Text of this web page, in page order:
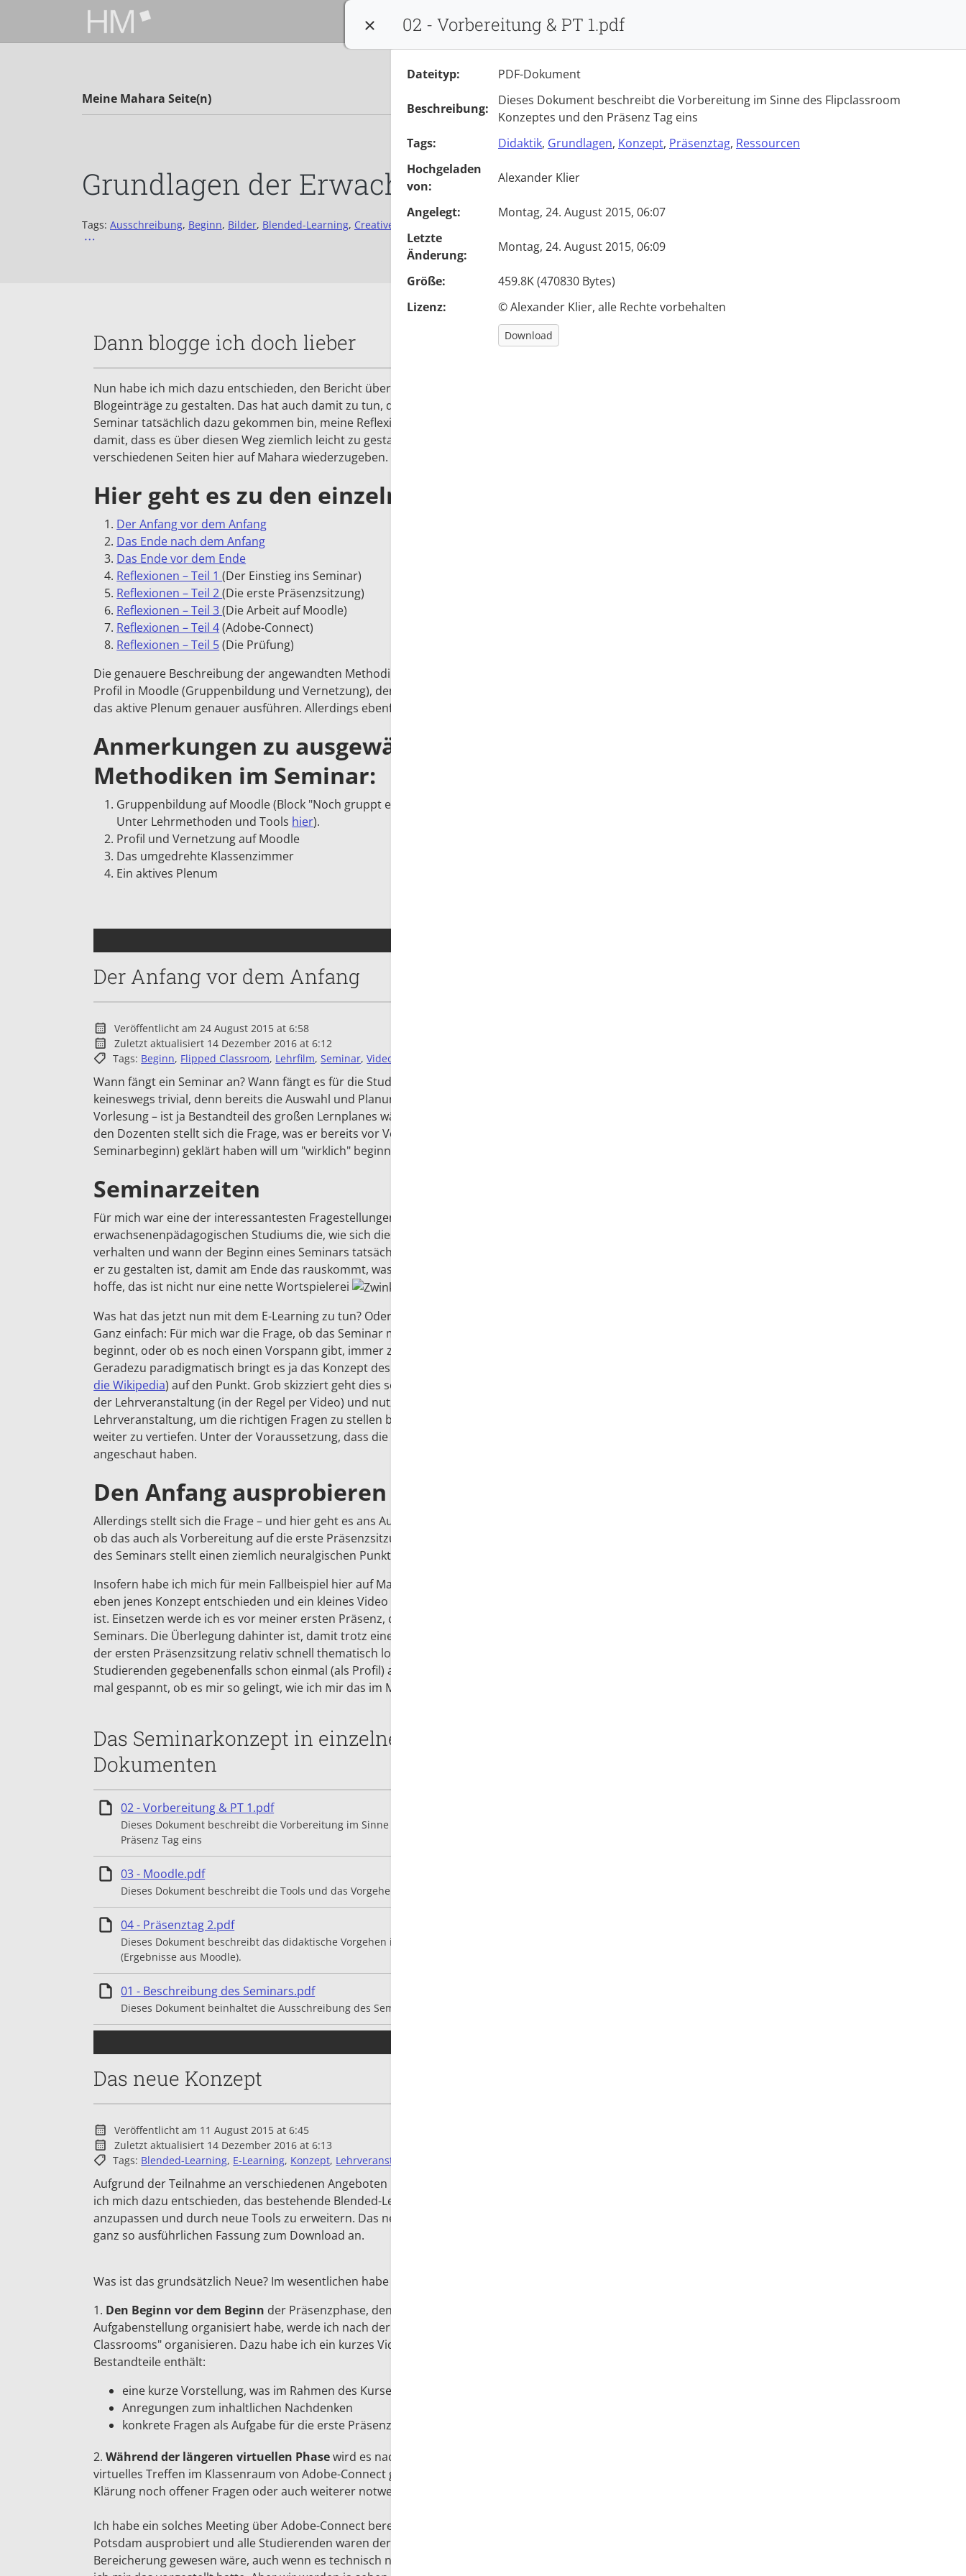
Zum Hauptinhalt zurückspringen Sprache:
Meine Mahara Seite(n) Du bist auf der Seite 3/6
Grundlagen der Erwachsenenbildung
Tags: Ausschreibung, Beginn, Bilder, Blended-Learning, Creative Commons
Konfiguration beenden
02 - Vorbereitung & PT 1.pdf
Dateityp: PDF-Dokument
Beschreibung:
Dieses Dokument beschreibt die Vorbereitung im Sinne des Flipclassroom
Konzeptes und den Präsenz Tag eins
Tags:
Didaktik, Grundlagen, Konzept, Präsenztag, Ressourcen
Hochgeladen
von:
Alexander Klier
Angelegt:
Montag, 24. August 2015, 06:07
Letzte
Änderung:
Montag, 24. August 2015, 06:09
Größe:
459.8K (470830 Bytes)
Lizenz:
© Alexander Klier, alle Rechte vorbehalten
Download
Dann blogge ich doch lieber
Nun habe ich mich dazu entschieden, den Bericht über das Seminar vollständig als
Blogeinträge zu gestalten. Das hat auch damit zu tun, dass ich erst eine Weile nach dem
Seminar tatsächlich dazu gekommen bin, meine Reflexionen dazu anzustellen. Aber auch
damit, dass es über diesen Weg ziemlich leicht zu gestalten ist, meine Gedanken auf
verschiedenen Seiten hier auf Mahara wiederzugeben.
Hier geht es zu den einzelnen Beiträgen:
Der Anfang vor dem Anfang
Das Ende nach dem Anfang
Das Ende vor dem Ende
Reflexionen – Teil 1(Der Einstieg ins Seminar)
Reflexionen – Teil 2(Die erste Präsenzsitzung)
Reflexionen – Teil 3(Die Arbeit auf Moodle)
Reflexionen – Teil 4(Adobe-Connect)
Reflexionen – Teil 5(Die Prüfung)
Die genauere Beschreibung der angewandten Methodik werde ich nur in Bezug auf das
Profil in Moodle (Gruppenbildung und Vernetzung), den umgedrehten Klassenraum und
das aktive Plenum genauer ausführen. Allerdings ebenfalls als Blogbeitrag.
Anmerkungen zu ausgewählten
Methodiken im Seminar:
Gruppenbildung auf Moodle (Block "Noch gruppt es sich nicht so gut auf Moodle!"
Unter Lehrmethoden und Tools hier).
Profil und Vernetzung auf Moodle
Das umgedrehte Klassenzimmer
Ein aktives Plenum
Der Anfang vor dem Anfang
Veröffentlicht am 24 August 2015 at 6:58
Zuletzt aktualisiert 14 Dezember 2016 at 6:12
Tags: Beginn, Flipped Classroom, Lehrfilm,Seminar,Videoeinsatz
Wann fängt ein Seminar an? Wann fängt es für die Studierenden wirklich an? Diese Frage ist
keineswegs trivial, denn bereits die Auswahl und Planung des Seminars – oder auch der
Vorlesung – ist ja Bestandteil des großen Lernplanes während eines Studiums. Und auch für
den Dozenten stellt sich die Frage, was er bereits vor Vorlesungsbeginn (oder
Seminarbeginn) geklärt haben will um "wirklich" beginnen zu können.
Seminarzeiten
Für mich war eine der interessantesten Fragestellungen während meines
erwachsenenpädagogischen Studiums die, wie sich diese zeitlichen Anteile im Seminar
verhalten und wann der Beginn eines Seminars tatsächlich einen Beginn darstellt bzw. wie
er zu gestalten ist, damit am Ende das rauskommt, was ich zu Beginn beabsichtige. Ich
hoffe, das ist nicht nur eine nette Wortspielerei
Was hat das jetzt nun mit dem E-Learning zu tun? Oder gar mit dem Blended-Learning?
Ganz einfach: Für mich war die Frage, ob das Seminar mit der Präsenzveranstaltung
beginnt, oder ob es noch einen Vorspann gibt, immer zentral und wichtig zu beantworten.
Geradezu paradigmatisch bringt es ja das Konzept des Flipped Classroom (
die Wikipedia) auf den Punkt. Grob skizziert geht dies so: Man erklärt etwas vom Stoff vor
der Lehrveranstaltung (in der Regel per Video) und nutzt dann die Zeit während der
Lehrveranstaltung, um die richtigen Fragen zu stellen bzw. Themen zu vernetzen oder
weiter zu vertiefen. Unter der Voraussetzung, dass die Studierenden den Film vorher
angeschaut haben.
Den Anfang ausprobieren
Allerdings stellt sich die Frage – und hier geht es ans Ausprobieren des neuen Konzeptes –
ob das auch als Vorbereitung auf die erste Präsenzsitzung funktioniert. Denn der Beginn
des Seminars stellt einen ziemlich neuralgischen Punkt eines "interaktiven Notstandes" dar.
Insofern habe ich mich für mein Fallbeispiel hier auf Mahara (genannt neues Konzept) für
eben jenes Konzept entschieden und ein kleines Video produziert, das
ist. Einsetzen werde ich es vor meiner ersten Präsenz, quasi als Beginn vor dem Beginn des
Seminars. Die Überlegung dahinter ist, damit trotz eines interaktiven Notstandes zu Beginn
der ersten Präsenzsitzung relativ schnell thematisch loslegen zu können, weil sich die
Studierenden gegebenenfalls schon einmal (als Profil) auf Moodle "gesehen" haben. Ich bin
mal gespannt, ob es mir so gelingt, wie ich mir das im Moment vorstelle.
Das Seminarkonzept in einzelnen PDF
Dokumenten
02 - Vorbereitung & PT 1.pdfEinzelheiten
Dieses Dokument beschreibt die Vorbereitung im Sinne des Flipclassroom Konzeptes und den
Präsenz Tag eins
03 - Moodle.pdfEinzelheiten
Dieses Dokument beschreibt die Tools und das Vorgehen während der Moodle-Phase.
04 - Präsenztag 2.pdfEinzelheiten
Dieses Dokument beschreibt das didaktische Vorgehen im Rahmen des Präsenztages zwei
(Ergebnisse aus Moodle).
01 - Beschreibung des Seminars.pdfEinzelheiten
Dieses Dokument beinhaltet die Ausschreibung des Seminars.
Das neue Konzept
Veröffentlicht am 11 August 2015 at 6:45
Zuletzt aktualisiert 14 Dezember 2016 at 6:13
Tags: Blended-Learning, E-Learning, Konzept, Lehrveranstaltung
Aufgrund der Teilnahme an verschiedenen Angeboten im Rahmen des e|Zertifikats habe
ich mich dazu entschieden, das bestehende Blended-Learning Grundkonzept von mir (
anzupassen und durch neue Tools zu erweitern. Das neue Konzept hänge ich in einer nicht
ganz so ausführlichen Fassung zum Download an.
Was ist das grundsätzlich Neue? Im wesentlichen habe ich zwei Elemente neu eingeführt.
1. Den Beginn vor dem Beginn der Präsenzphase, den ich schon immer über eine eigene
Aufgabenstellung organisiert habe, werde ich nach der Grundidee eines "Flipped
Classrooms" organisieren. Dazu habe ich ein kurzes Video erstellt (
Bestandteile enthält:
eine kurze Vorstellung, was im Rahmen des Kurses behandelt wird
Anregungen zum inhaltlichen Nachdenken
konkrete Fragen als Aufgabe für die erste Präsenzphase
2.Während der längeren virtuellen Phasewird es nach etwa der Hälfte der Zeit ein
virtuelles Treffen im Klassenraum von Adobe-Connect geben. Diese Termin dient der
Klärung noch offener Fragen oder auch weiterer notwendiger inhaltlicher Präzisierungen.
Ich habe ein solches Meeting über Adobe-Connect bereits in einem Seminar an der Uni
Potsdam ausprobiert und alle Studierenden waren der Meinung, dass das eine tolle
Bereicherung gewesen wäre, auch wenn es technisch noch nicht ganz so geklappt hat, wie